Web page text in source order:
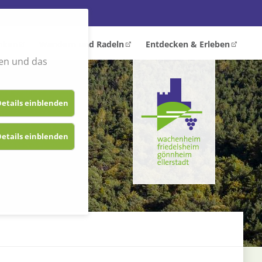
Wandern und Radeln
Entdecken & Erleben
und das
einblenden
einblenden